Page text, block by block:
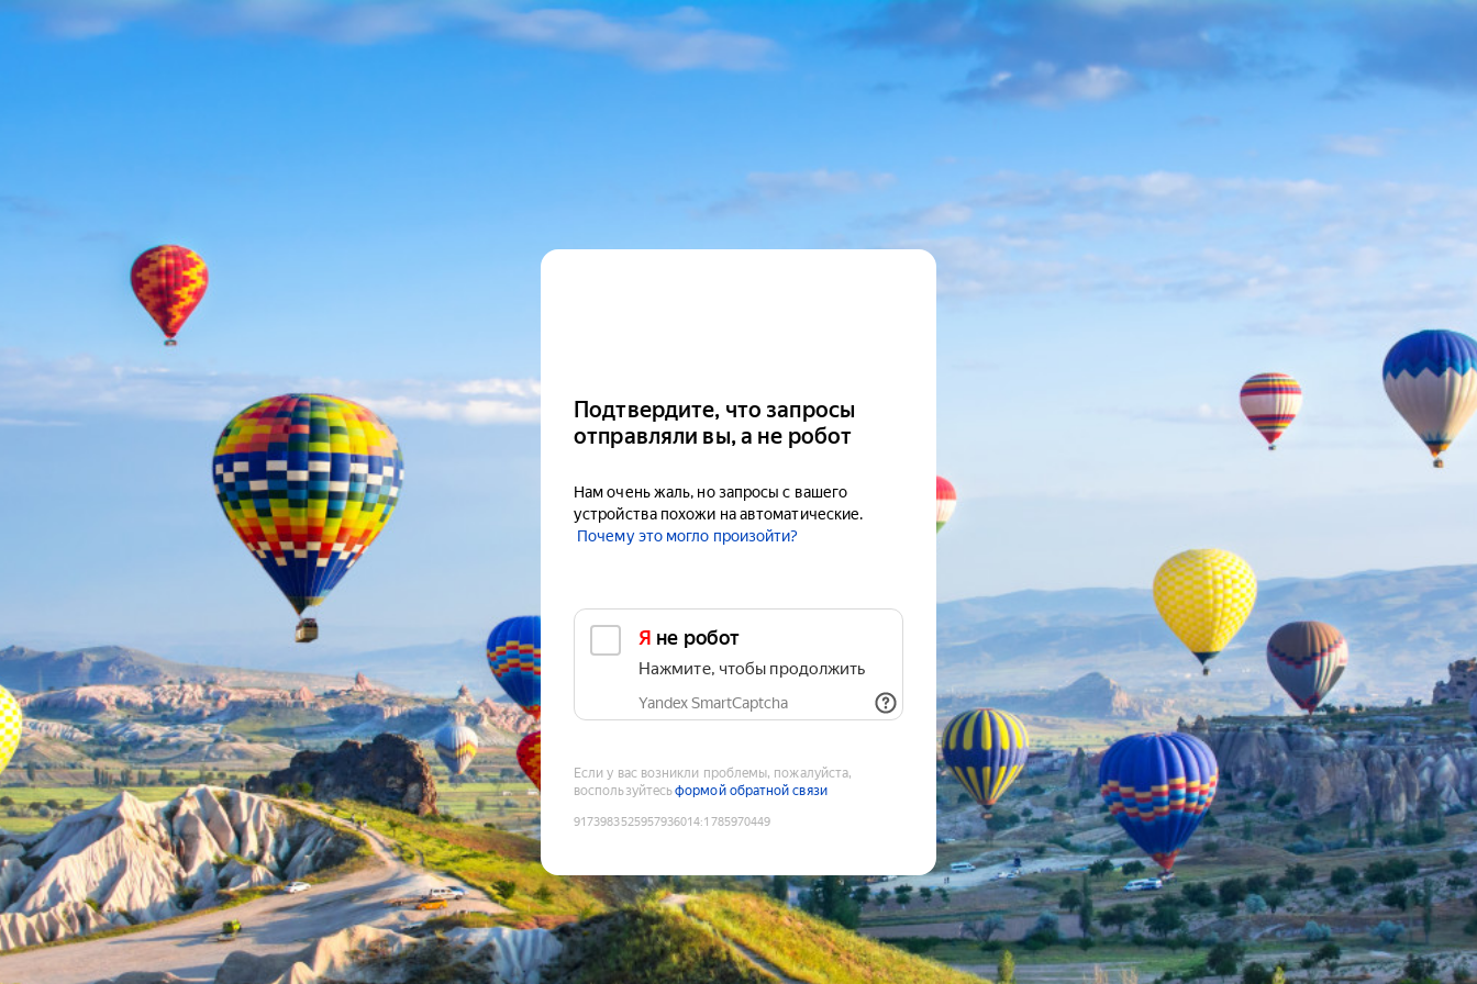
Подтвердите, что запросы
отправляли вы, а не робот
Нам очень жаль, но запросы с вашего
устройства похожи на автоматические.
Почему это могло произойти?
Я не робот
Нажмите, чтобы продолжить
Yandex SmartCaptcha
Если у вас возникли проблемы, пожалуйста,
воспользуйтесьформой обратной связи
9173983525957936014:1785970449